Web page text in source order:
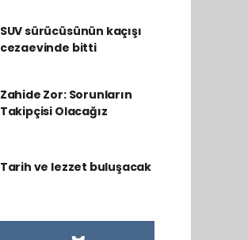
SUV sürücüsünün kaçışı
cezaevinde bitti
Zahide Zor: Sorunların
Takipçisi Olacağız
Tarih ve lezzet buluşacak